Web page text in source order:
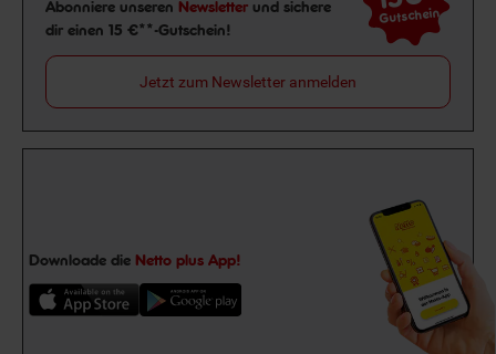
Abonniere unseren Newsletter und sichere
dir einen 15 €**-Gutschein!
Gutschein
Jetzt zum Newsletter anmelden
Downloade die Netto plus App!